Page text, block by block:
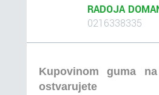
RADOJA
0216338335
Kupovinom guma
ostvarujete